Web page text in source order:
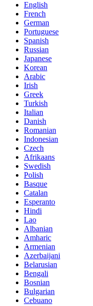
English
French
German
Portuguese
Spanish
Russian
Japanese
Korean
Arabic
Irish
Greek
Turkish
Italian
Danish
Romanian
Indonesian
Czech
Afrikaans
Swedish
Polish
Basque
Catalan
Esperanto
Hindi
Lao
Albanian
Amharic
Armenian
Azerbaijani
Belarusian
Bengali
Bosnian
Bulgarian
Cebuano